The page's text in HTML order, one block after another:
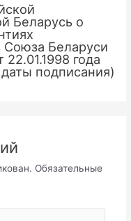
Беларусь о
Беларуси
года
подписания)
Обязательные